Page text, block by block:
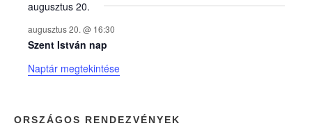
k
n
a
p
augusztus 20.
augusztus 20. @ 16:30
Szent István nap
Naptár megtekintése
ORSZÁGOS RENDEZVÉNYEK